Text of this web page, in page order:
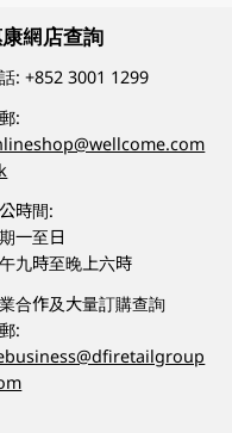
網店查詢
:+852 3001 1299
:
時間:
一至日
九時至晚上六時
合作及大量訂購查詢
: